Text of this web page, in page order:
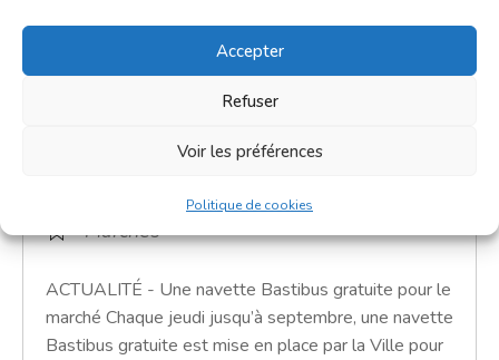
Accepter
Refuser
Voir les préférences
Politique de cookies
Grand marché du jeudi
8h00 - 13h00
Place Notre-Dame
Marchés
ACTUALITÉ - Une navette Bastibus gratuite pour le
marché Chaque jeudi jusqu’à septembre, une navette
Bastibus gratuite est mise en place par la Ville pour